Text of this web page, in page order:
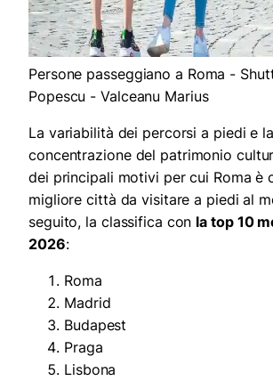
Persone passeggiano a Roma -
Popescu - Valceanu Marius
La variabilità dei percorsi a piedi e la
concentrazione del patrimonio
dei principali motivi per cui Roma è
migliore città da visitare a piedi al
seguito, la classifica con la top 10
2026:
Roma
Madrid
Budapest
Praga
Lisbona